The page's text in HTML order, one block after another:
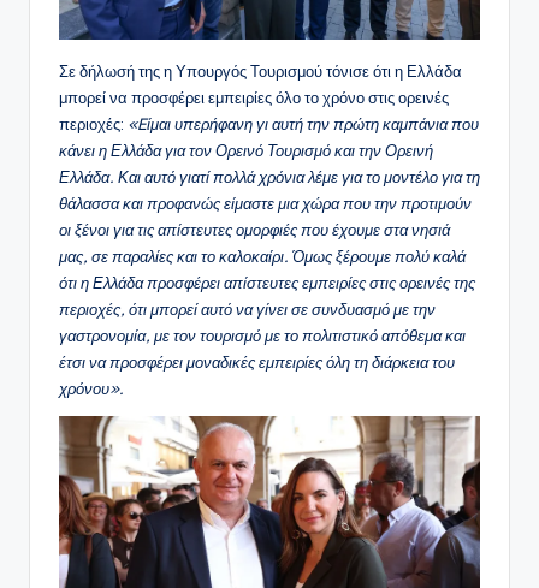
Σε δήλωσή της η Υπουργός Τουρισμού τόνισε ότι η Ελλάδα
μπορεί να προσφέρει εμπειρίες όλο το χρόνο στις ορεινές
περιοχές: «Eίμαι υπερήφανη γι αυτή την πρώτη καμπάνια που
κάνει η Ελλάδα για τον Ορεινό Τουρισμό και την Ορεινή
Ελλάδα. Και αυτό γιατί πολλά χρόνια λέμε για το μοντέλο για τη
θάλασσα και προφανώς είμαστε μια χώρα που την προτιμούν
οι ξένοι για τις απίστευτες ομορφιές που έχουμε στα νησιά
μας, σε παραλίες και το καλοκαίρι. Όμως ξέρουμε πολύ καλά
ότι η Ελλάδα προσφέρει απίστευτες εμπειρίες στις ορεινές της
περιοχές, ότι μπορεί αυτό να γίνει σε συνδυασμό με την
γαστρονομία, με τον τουρισμό με το πολιτιστικό απόθεμα και
έτσι να προσφέρει μοναδικές εμπειρίες όλη τη διάρκεια του
χρόνου».